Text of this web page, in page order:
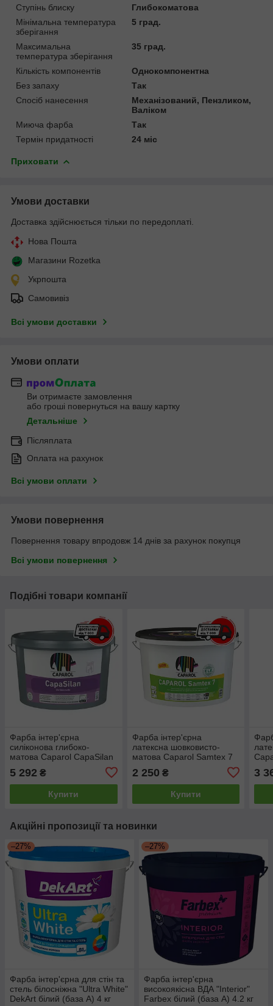
Ступінь блиску
Глибокоматова
Мінімальна температура
зберігання
5 град.
Максимальна
температура зберігання
35 град.
Кількість компонентів
Однокомпонентна
Без запаху
Так
Спосіб нанесення
Механізований, Пензликом,
Валіком
Миюча фарба
Так
Термін придатності
24 міс
Приховати
Умови доставки
Доставка здійснюється тільки по передоплаті.
Нова Пошта
Магазини Rozetka
Укрпошта
Самовивіз
Всі умови доставки
Умови оплати
Ви отримаєте замовлення
або гроші повернуться на вашу картку
Детальніше
Післяплата
Оплата на рахунок
Всі умови оплати
Умови повернення
Повернення товару впродовж 14 днів за рахунок покупця
Всі умови повернення
Подібні товари компанії
Фарба інтер'єрна
силіконова глибоко-
матова Caparol CapaSilan
5 292 ₴
Купити
Фарба інтер'єрна
латексна шовковисто-
матова Caparol Samtex 7
2 250 ₴
Купити
3
Акційні пропозиції та новинки
–27%
Фарба інтер'єрна для стін та
стель білосніжна "Ultra White"
DekArt білий (база А) 4 кг
–27%
Фарба інтер'єрна
високоякісна ВДА "Interior"
Farbex білий (база А) 4.2 кг